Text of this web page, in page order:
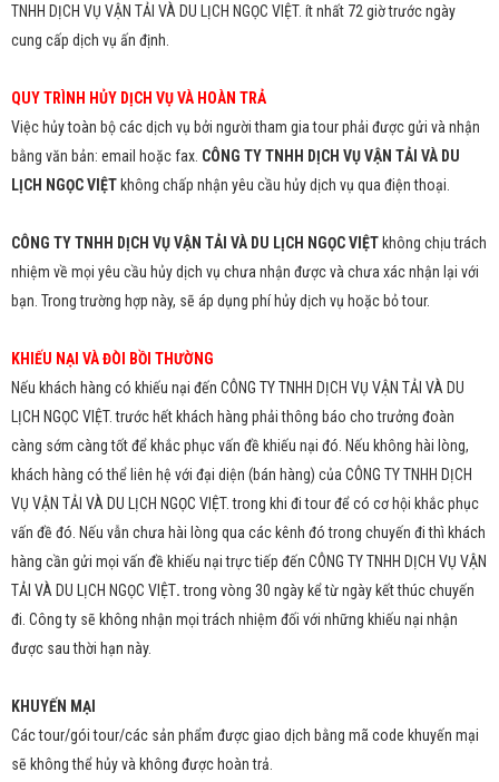
TNHH DỊCH VỤ VẬN TẢI VÀ DU LỊCH NGỌC VIỆT. ít nhất 72 giờ trước ngày
cung cấp dịch vụ ấn định.
QUY TRÌNH HỦY DỊCH VỤ VÀ HOÀN TRẢ
Việc hủy toàn bộ các dịch vụ bởi người tham gia tour phải được gửi và nhận
bằng văn bản: email hoặc fax. CÔNG TY TNHH DỊCH VỤ VẬN TẢI VÀ DU
LỊCH NGỌC VIỆT không chấp nhận yêu cầu hủy dịch vụ qua điện thoại.
CÔNG TY TNHH DỊCH VỤ VẬN TẢI VÀ DU LỊCH NGỌC VIỆT không chịu trách
nhiệm về mọi yêu cầu hủy dịch vụ chưa nhận được và chưa xác nhận lại với
bạn. Trong trường hợp này, sẽ áp dụng phí hủy dịch vụ hoặc bỏ tour.
KHIẾU NẠI VÀ ĐÒI BỒI THƯỜNG
Nếu khách hàng có khiếu nại đến CÔNG TY TNHH DỊCH VỤ VẬN TẢI VÀ DU
LỊCH NGỌC VIỆT. trước hết khách hàng phải thông báo cho trưởng đoàn
càng sớm càng tốt để khắc phục vấn đề khiếu nại đó. Nếu không hài lòng,
khách hàng có thể liên hệ với đại diện (bán hàng) của CÔNG TY TNHH DỊCH
VỤ VẬN TẢI VÀ DU LỊCH NGỌC VIỆT. trong khi đi tour để có cơ hội khắc phục
vấn đề đó. Nếu vẫn chưa hài lòng qua các kênh đó trong chuyến đi thì khách
hàng cần gửi mọi vấn đề khiếu nại trực tiếp đến CÔNG TY TNHH DỊCH VỤ VẬN
TẢI VÀ DU LỊCH NGỌC VIỆT.trong vòng 30 ngày kể từ ngày kết thúc chuyến
đi. Công ty sẽ không nhận mọi trách nhiệm đối với những khiếu nại nhận
được sau thời hạn này.
KHUYẾN MẠI
Các tour/gói tour/các sản phẩm được giao dịch bằng mã code khuyến mại
sẽ không thể hủy và không được hoàn trả.